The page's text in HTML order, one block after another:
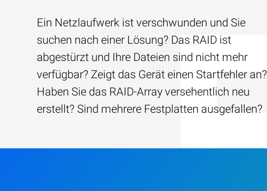
Ein Netzlaufwerk ist verschwunden und Sie
suchen nach einer Lösung? Das RAID ist
abgestürzt und Ihre Dateien sind nicht mehr
verfügbar? Zeigt das Gerät einen Startfehler an?
Haben Sie das RAID-Array versehentlich neu
erstellt? Sind mehrere Festplatten ausgefallen?